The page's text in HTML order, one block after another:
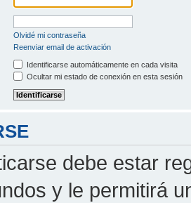
Olvidé mi contraseña
Reenviar email de activación
Identificarse automáticamente en cada visita
Ocultar mi estado de conexión en esta sesión
debe estar
y le permitirá